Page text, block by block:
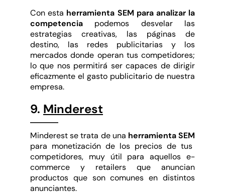
Con esta herramienta SEM para analizar la
competencia podemos desvelar las
estrategias creativas, las páginas de
destino, las redes publicitarias y los
mercados donde operan tus competidores;
lo que nos permitirá ser capaces de dirigir
eficazmente el gasto publicitario de nuestra
empresa.
9. Minderest
Minderest se trata de una herramienta SEM
para monetización de los precios de tus
competidores, muy útil para aquellos e-
commerce y retailers que anuncian
productos que son comunes en distintos
anunciantes.